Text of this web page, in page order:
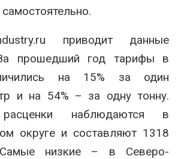
приводит данные
За прошедший год тарифы в
на 15% за один
и на 54% – за одну тонну.
наблюдаются в
округе и составляют 1318
низкие – в Северо-